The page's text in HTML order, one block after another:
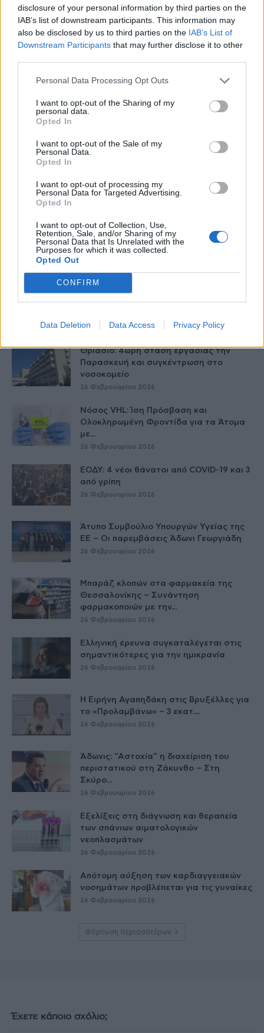
disclosure of your personal information by third parties on the
IAB’s list of downstream participants. This information may
also be disclosed by us to third parties on the IAB’s List of
Downstream Participants that may further disclose it to other
Personal Data Processing Opt Outs
I want to opt-out of the Sharing of my
personal data.
Opted In
I want to opt-out of the Sale of my
Personal Data.
Opted In
I want to opt-out of processing my
Personal Data for Targeted Advertising.
Opted In
I want to opt-out of Collection, Use,
Retention, Sale, and/or Sharing of my
Personal Data that Is Unrelated with the
Purposes for which it was collected.
Opted Out
CONFIRM
Data Deletion Data Access Privacy Policy
Δύο χρόνια λειτουργίας της Κλινικής
Μεταμόσχευσης Ήπατος στο «Λαϊκό»
27 Φεβρουαρίου 2026
αντιλιπιδαιμικού φαρμάκου
27 Φεβρουαρίου 2026
Νοσ. Παπαγεωργίου – Νέο σύστημα
ηλεκτροχειρουργικής διαθερμίας
ΣΦΕΕ για Σπάνιες παθήσεις – Η επόμενη
πρόκληση για το σύστημα...
Ημέρα Σπανίων Παθήσεων 2026: Πάνω
Θριάσιο: 4ωρη στάση εργασίας την
Παρασκευή και συγκέντρωση στο
νοσοκομείο
26 Φεβρουαρίου 2026
Νόσος VHL: Ίση Πρόσβαση και
Ολοκληρωμένη Φροντίδα για τα Άτομα
με...
26 Φεβρουαρίου 2026
ΕΟΔΥ: 4 νέοι θάνατοι από COVID-19 και 3
από γρίπη
26 Φεβρουαρίου 2026
Άτυπο Συμβούλιο Υπουργών Υγείας της
ΕE – Οι παρεμβάσεις Άδωνι Γεωργιάδη
26 Φεβρουαρίου 2026
Μπαράζ κλοπών στα φαρμακεία της
Θεσσαλονίκης – Συνάντηση
φαρμακοποιών με την...
26 Φεβρουαρίου 2026
Ελληνική έρευνα συγκαταλέγεται στις
σημαντικότερες για την ημικρανία
26 Φεβρουαρίου 2026
Η Ειρήνη Αγαπηδάκη στις Βρυξέλλες για
το «Προλαμβάνω» – 3 εκατ....
26 Φεβρουαρίου 2026
Άδωνις: “Αστοχία” η διαχείριση του
περιστατικού στη Ζάκυνθο – Στη
Σκύρο...
26 Φεβρουαρίου 2026
Εξελίξεις στη διάγνωση και θεραπεία
των σπάνιων αιματολογικών
νεοπλασμάτων
26 Φεβρουαρίου 2026
Απότομη αύξηση των καρδιαγγειακών
νοσημάτων προβλέπεται για τις γυναίκες
26 Φεβρουαρίου 2026
Φόρτωση περισσοτέρων
Έχετε κάποιο σχόλιο;